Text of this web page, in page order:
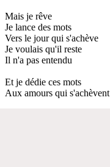
Mais je rêve
Je lance des mots
Vers le jour qui s'achève
Je voulais qu'il reste
Il n'a pas entendu
Et je dédie ces mots
Aux amours qui s'achèvent